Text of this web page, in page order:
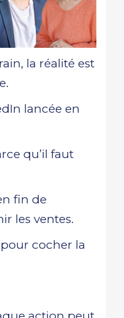
la réalité est
lancée en
qu’il faut
fin de
les ventes.
cocher la